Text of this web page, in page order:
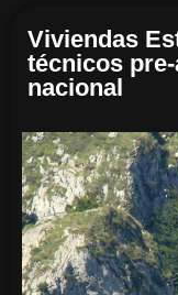
Viviendas
técnicos
nacional